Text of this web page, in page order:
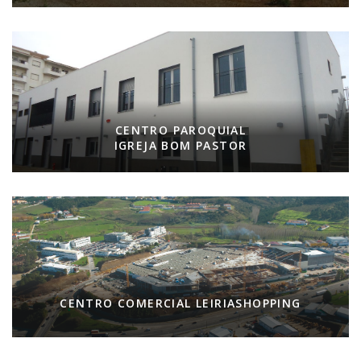
CENTRO PAROQUIAL
IGREJA BOM PASTOR
CENTRO COMERCIAL LEIRIASHOPPING